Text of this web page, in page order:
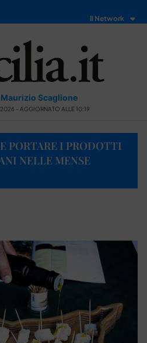
Il Network
Scaglione
- AGGIORNATO ALLE 10:19
PORTARE I PRODOTTI
NELLE MENSE